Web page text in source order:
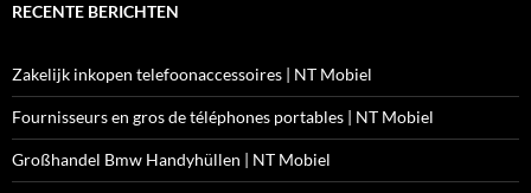
RECENTE BERICHTEN
Zakelijk inkopen telefoonaccessoires | NT Mobiel
Fournisseurs en gros de téléphones portables | NT Mobiel
Großhandel Bmw Handyhüllen | NT Mobiel